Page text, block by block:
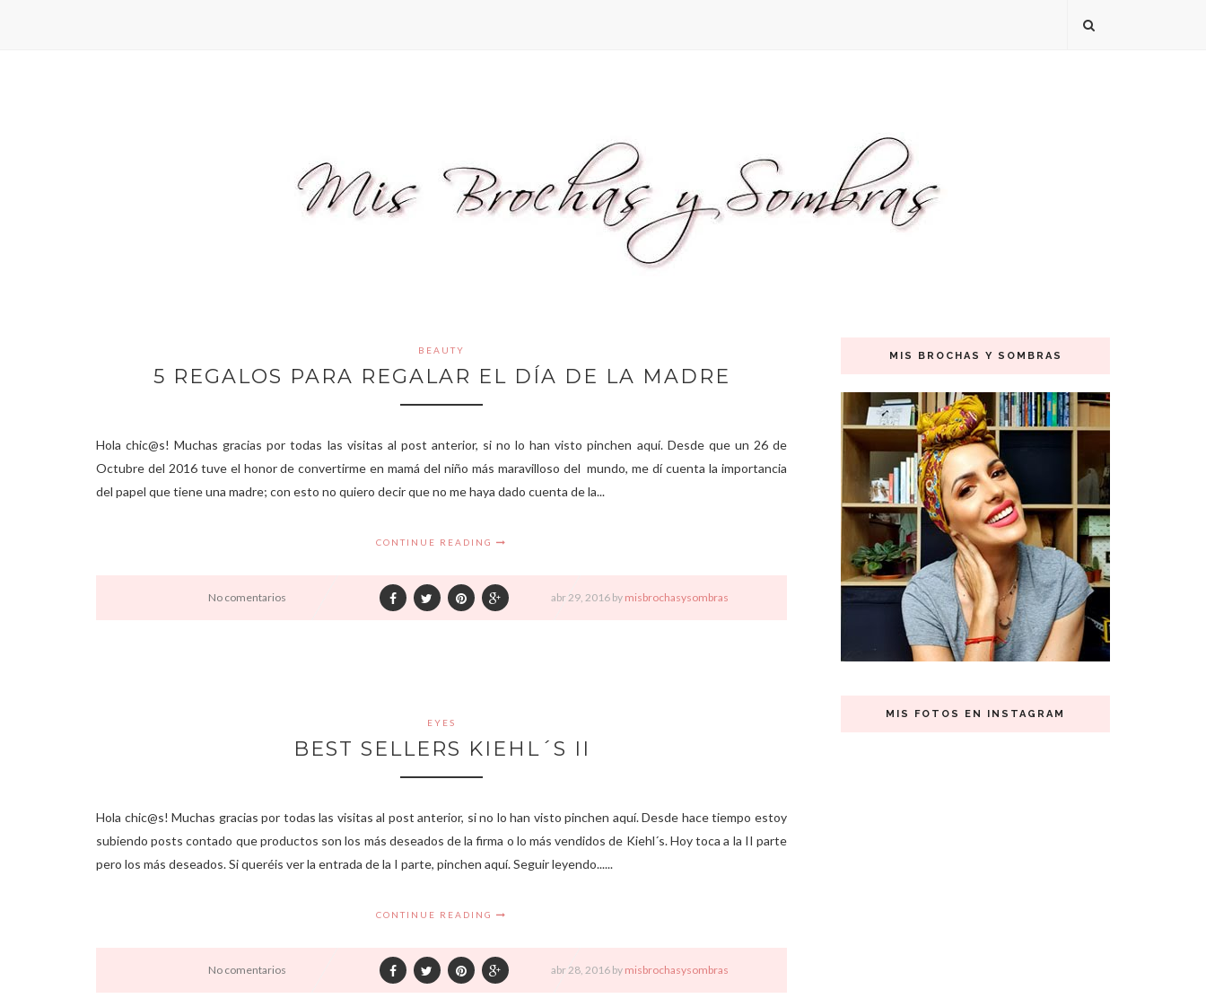
BEAUTY
5 REGALOS PARA REGALAR EL DÍA DE LA MADRE
Hola chic@s! Muchas gracias por todas las visitas al post anterior, si no lo han visto pinchen aquí. Desde que un 26 de
Octubre del 2016 tuve el honor de convertirme en mamá del niño más maravilloso del mundo, me dí cuenta la importancia
del papel que tiene una madre; con esto no quiero decir que no me haya dado cuenta de la...
CONTINUE READING
No comentarios abr29, 2016 by misbrochasysombras
EYES
BEST SELLERS KIEHL´S II
Hola chic@s! Muchas gracias por todas las visitas al post anterior, si no lo han visto pinchen aquí. Desde hace tiempo estoy
subiendo posts contado que productos son los más deseados de la firma o lo más vendidos de Kiehl´s. Hoy toca a la II parte
pero los más deseados. Si queréis ver la entrada de la I parte, pinchen aquí. Seguir leyendo......
CONTINUE READING
No comentarios abr28, 2016 by misbrochasysombras
MIS BROCHAS Y SOMBRAS
MIS FOTOS EN INSTAGRAM